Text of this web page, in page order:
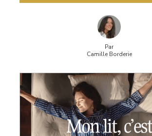
Par
Camille Borderie